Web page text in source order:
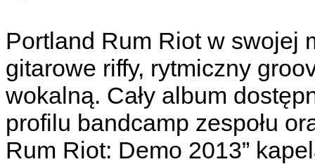
Portland Rum Riot w swojej
gitarowe riffy, rytmiczny
wokalną. Cały album
profilu bandcamp zespołu
Rum Riot: Demo 2013”